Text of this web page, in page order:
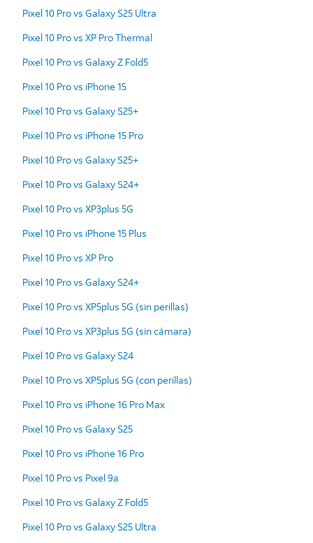
Pixel 10 Pro vs Galaxy S25 Ultra
Pixel 10 Pro vs XP Pro Thermal
Pixel 10 Pro vs Galaxy Z Fold5
Pixel 10 Pro vs iPhone 15
Pixel 10 Pro vs Galaxy S25+
Pixel 10 Pro vs iPhone 15 Pro
Pixel 10 Pro vs Galaxy S25+
Pixel 10 Pro vs Galaxy S24+
Pixel 10 Pro vs XP3plus 5G
Pixel 10 Pro vs iPhone 15 Plus
Pixel 10 Pro vs XP Pro
Pixel 10 Pro vs Galaxy S24+
Pixel 10 Pro vs XP5plus 5G (sin perillas)
Pixel 10 Pro vs XP3plus 5G (sin cámara)
Pixel 10 Pro vs Galaxy S24
Pixel 10 Pro vs XP5plus 5G (con perillas)
Pixel 10 Pro vs iPhone 16 Pro Max
Pixel 10 Pro vs Galaxy S25
Pixel 10 Pro vs iPhone 16 Pro
Pixel 10 Pro vs Pixel 9a
Pixel 10 Pro vs Galaxy Z Fold5
Pixel 10 Pro vs Galaxy S25 Ultra